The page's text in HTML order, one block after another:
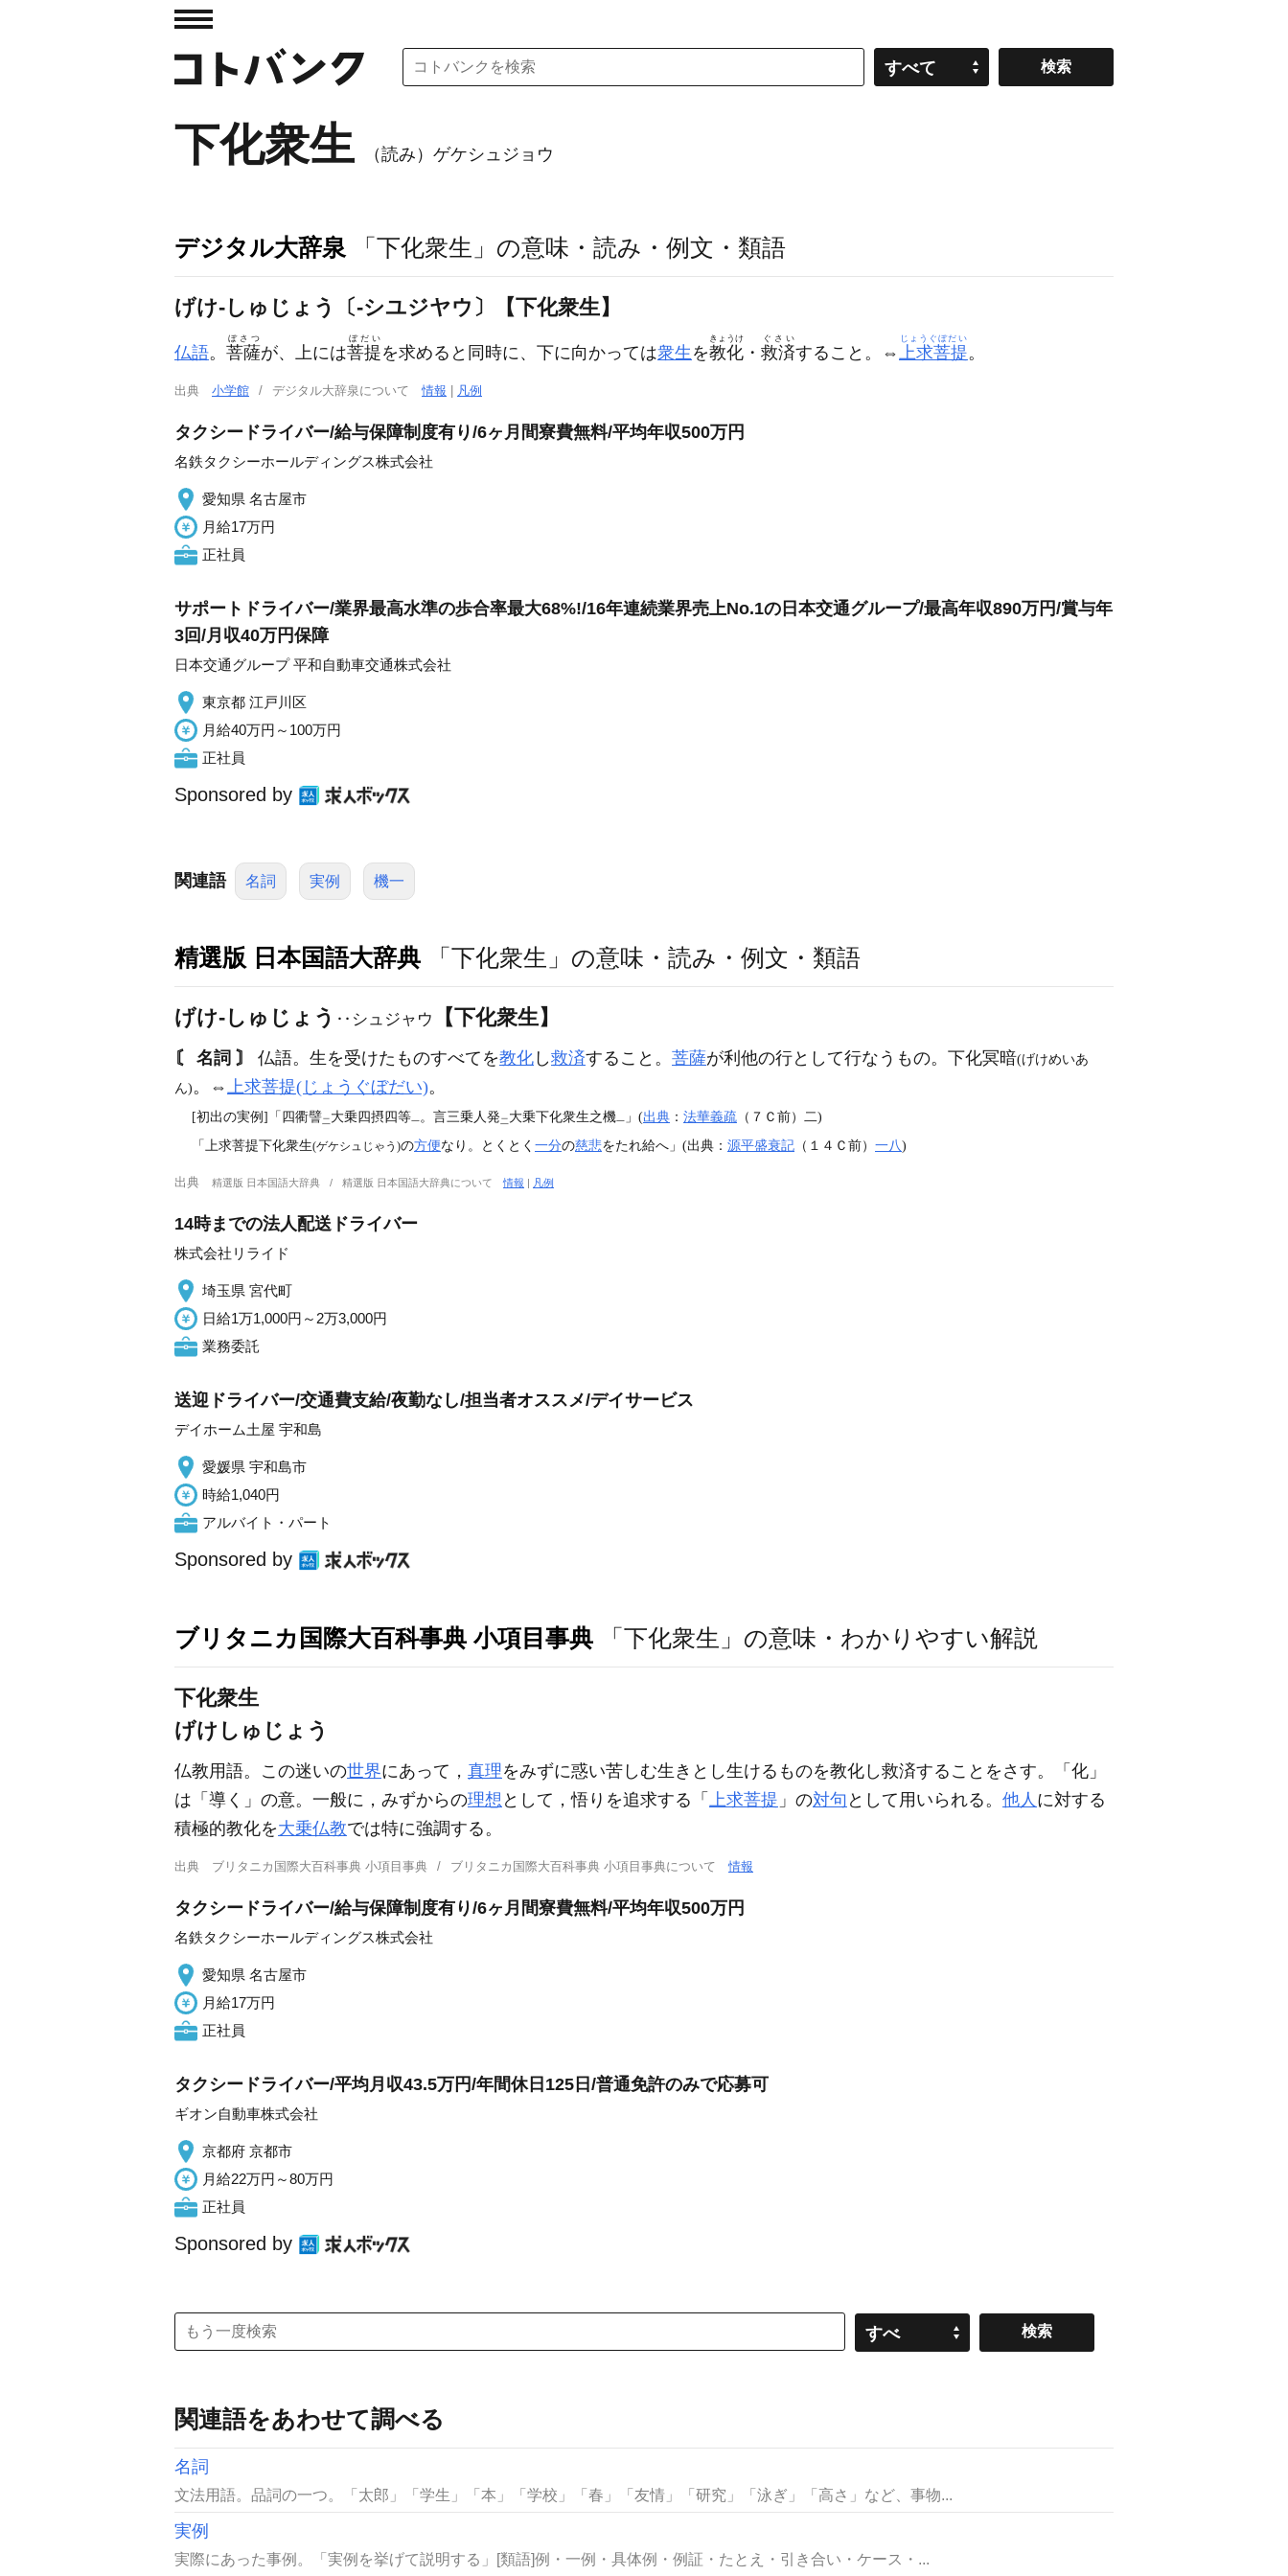
すべて
下化衆生 （読み）ゲケシュジョウ
デジタル大辞泉 「下化衆生」の意味・読み・例文・類語
げけ‐しゅじょう〔‐シユジヤウ〕【下化衆生】
仏語。 菩薩
ぼさつ
が、上には菩提
ぼだい
を求めると同時に、下に向かっては衆生 を教化
きょうけ
・ 救済
ぐさい
すること。⇔上求菩提
じょうぐぼだい
。
出典 小学館 デジタル大辞泉について情報 凡例
タクシードライバー/給与保障制度有り/6ヶ月間寮費無料/平均年収500万円
名鉄タクシーホールディングス株式会社
愛知県 名古屋市
月給17万円
正社員
サポートドライバー/業界最高水準の歩合率最大68%!/16年連続業界売上No.1の日本交通グループ/最高年収890万円/賞与年
3回/月収40万円保障
日本交通グループ 平和自動車交通株式会社
東京都 江戸川区
月給40万円～100万円
正社員
Sponsored by
関連語 名詞 実例 機一
精選版 日本国語大辞典 「下化衆生」の意味・読み・例文・類語
げけ‐しゅじょう ‥シュジャウ 【下化衆生】
〘 名詞 〙 仏語。生を受けたものすべてを教化 し救済すること。 菩薩が利他の行として行なうもの。下化冥暗(げけめいあ
ん)。⇔上求菩提(じょうぐぼだい)。
[初出の実例]「四衢譬二大乗四摂四等一 。言三乗人発二大乗下化衆生之機一 」(出典 ： 法華義疏 （７Ｃ前）二)
「上求菩提下化衆生(ゲケシュじゃう)の方便なり。とくとく 一分の慈悲をたれ給へ」(出典： 源平盛衰記 （１４Ｃ前） 一八)
出典 精選版 日本国語大辞典 精選版 日本国語大辞典について情報 | 凡例
14時までの法人配送ドライバー
株式会社リライド
埼玉県 宮代町
日給1万1,000円～2万3,000円
業務委託
送迎ドライバー/交通費支給/夜勤なし/担当者オススメ/デイサービス
デイホーム土屋 宇和島
愛媛県 宇和島市
時給1,040円
アルバイト・パート
Sponsored by
ブリタニカ国際大百科事典 小項目事典 「下化衆生」の意味・わかりやすい解説
下化衆生
げけしゅじょう
仏教用語。この迷いの世界にあって， 真理をみずに惑い苦しむ生きとし生けるものを教化し救済することをさす。「化」
は「導く」の意。一般に，みずからの理想 として，悟りを追求する「 上求菩提 」の対句 として用いられる。 他人 に対する
積極的教化を大乗仏教では特に強調する。
出典 ブリタニカ国際大百科事典 小項目事典 ブリタニカ国際大百科事典 小項目事典について情報
タクシードライバー/給与保障制度有り/6ヶ月間寮費無料/平均年収500万円
名鉄タクシーホールディングス株式会社
愛知県 名古屋市
月給17万円
正社員
タクシードライバー/平均月収43.5万円/年間休日125日/普通免許のみで応募可
ギオン自動車株式会社
京都府 京都市
月給22万円～80万円
正社員
Sponsored by
すべ
関連語をあわせて調べる
名詞
文法用語。品詞の一つ。「太郎」「学生」「本」「学校」「春」「友情」「研究」「泳ぎ」「高さ」など、事物...
実例
実際にあった事例。「実例を挙げて説明する」[類語]例・一例・具体例・例証・たとえ・引き合い・ケース・...